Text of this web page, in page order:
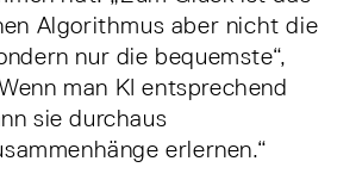
Algorithmus aber nicht die
nur die bequemste“,
man KI entsprechend
sie durchaus
erlernen.“